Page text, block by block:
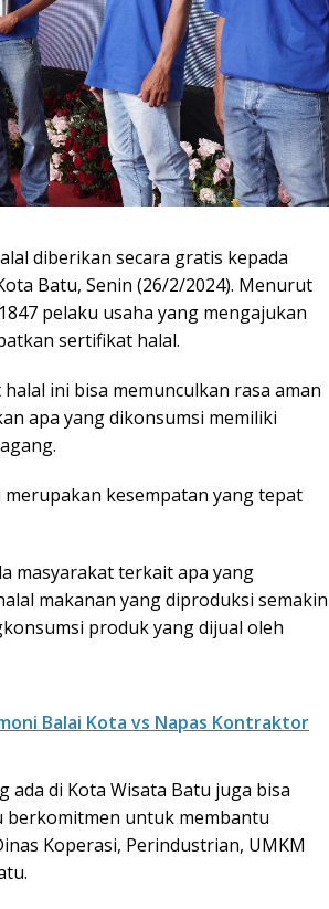
diberikan secara gratis kepada
Batu, Senin (26/2/2024). Menurut
pelaku usaha yang mengajukan
sertifikat halal.
ini bisa memunculkan rasa aman
apa yang dikonsumsi memiliki
merupakan kesempatan yang tepat
masyarakat terkait apa yang
makanan yang diproduksi semakin
produk yang dijual oleh
Balai Kota vs Napas Kontraktor
ada di Kota Wisata Batu juga bisa
berkomitmen untuk membantu
Koperasi, Perindustrian, UMKM